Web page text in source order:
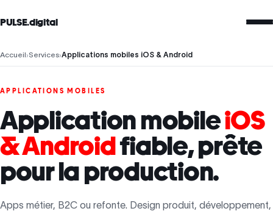
PULSE.digital
Accueil›Services›Applications mobiles iOS & Android
APPLICATIONS MOBILES
Application mobileiOS
& Androidfiable, prête
pour la production.
Apps métier, B2C ou refonte. Design produit, développement,